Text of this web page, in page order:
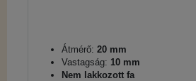
Átmérő: 20 mm
Vastagság: 10 mm
Nem lakkozott fa